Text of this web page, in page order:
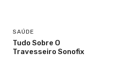
SAÚDE
Tudo Sobre O
Travesseiro Sonofix